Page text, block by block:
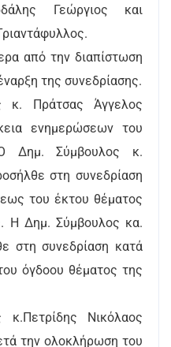
Γεώργιος και
από την διαπίστωση
της συνεδρίασης.
κ. Πράτσας Άγγελος
ενημερώσεων του
Δημ. Σύμβουλος κ.
στη συνεδρίαση
του έκτου θέματος
Η Δημ. Σύμβουλος κα.
στη συνεδρίαση κατά
όγδοου θέματος της
Νικόλαος
την ολοκλήρωση του